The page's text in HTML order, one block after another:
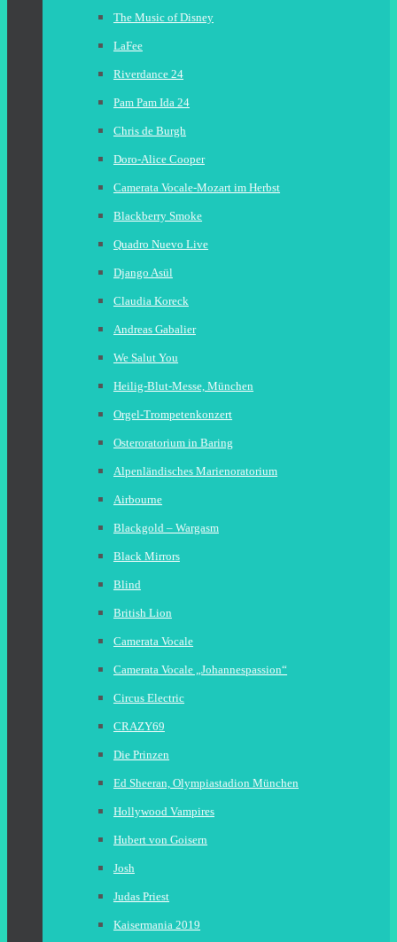
The Music of Disney
LaFee
Riverdance 24
Pam Pam Ida 24
Chris de Burgh
Doro-Alice Cooper
Camerata Vocale-Mozart im Herbst
Blackberry Smoke
Quadro Nuevo Live
Django Asül
Claudia Koreck
Andreas Gabalier
We Salut You
Heilig-Blut-Messe, München
Orgel-Trompetenkonzert
Osteroratorium in Baring
Alpenländisches Marienoratorium
Airbourne
Blackgold – Wargasm
Black Mirrors
Blind
British Lion
Camerata Vocale
Camerata Vocale „Johannespassion“
Circus Electric
CRAZY69
Die Prinzen
Ed Sheeran, Olympiastadion München
Hollywood Vampires
Hubert von Goisern
Josh
Judas Priest
Kaisermania 2019